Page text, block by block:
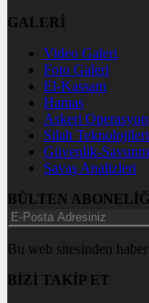
GALERİ
Video Galeri
Foto Galeri
El-Kassam
Hamas
Askeri Operasyon
Silah Teknolojileri
Güvenlik-
Savaş Analizleri
BÜLTEN
Bu web sitesinden
BİZİ TAKİP ET